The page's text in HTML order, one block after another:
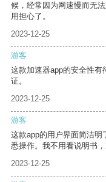
候，经常因为网速慢而无
用担心了。
2023-12-25
游客
这款加速器app的安全性
证。
2023-12-25
游客
这款app的用户界面简洁
悉操作。我不用看说明书
2023-12-25